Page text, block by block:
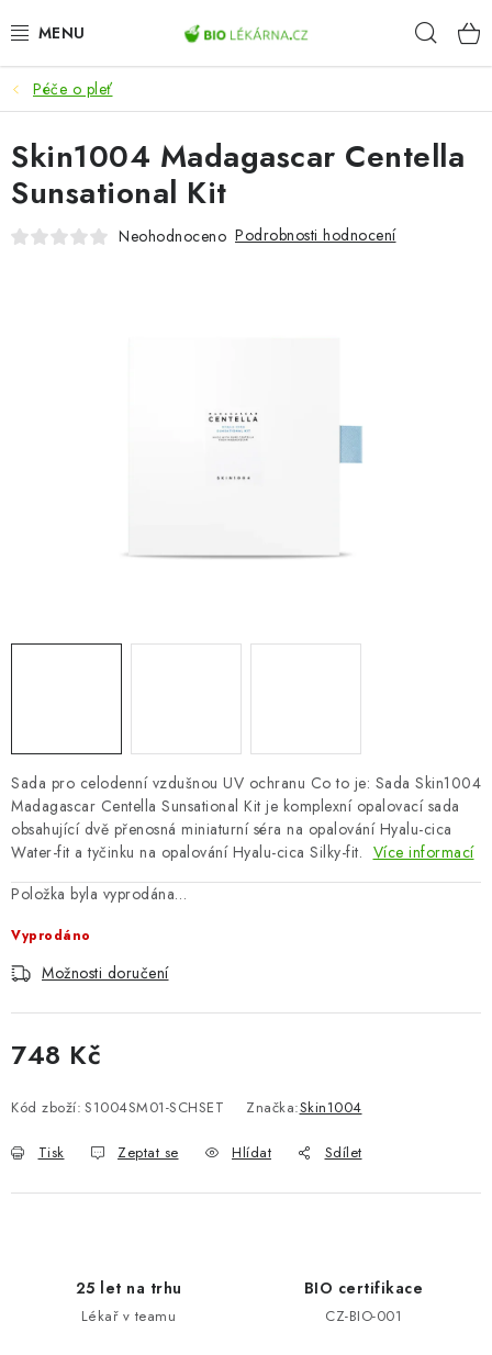
na
AKCE
DOPLŇKY STRAVY
PŘÍRODNÍ KOSMETIKA
Odborný garant MUDr. Monika Klaudysová
Jak nakupovat
Péče o pleť
Sada pro celodenní vzdušnou UV ochranu Co to je: Sada Skin1004
Madagascar Centella Sunsational Kit je komplexní opalovací sada
obsahující dvě přenosná miniaturní séra na opalování Hyalu-cica
Water-fit a tyčinku na opalování Hyalu-cica Silky-fit. Více informací
Položka byla vyprodána…
Vyprodáno
Možnosti doručení
748 Kč
Kód zboží: S1004SM01-SCHSET Značka:Skin1004
Tisk Zeptat se Hlídat Sdílet
Skin1004 Madagascar Centella
Sunsational Kit
Neohodnoceno Podrobnosti hodnocení
25 let na trhu
Lékař v teamu
BIO certifikace
CZ-BIO-001